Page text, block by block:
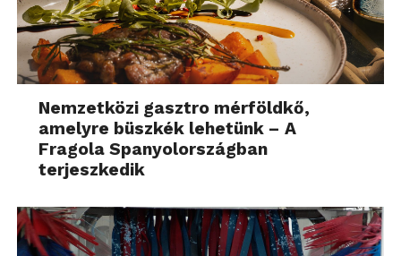
Nemzetközi gasztro mérföldkő,
amelyre büszkék lehetünk – A
Fragola Spanyolországban
terjeszkedik